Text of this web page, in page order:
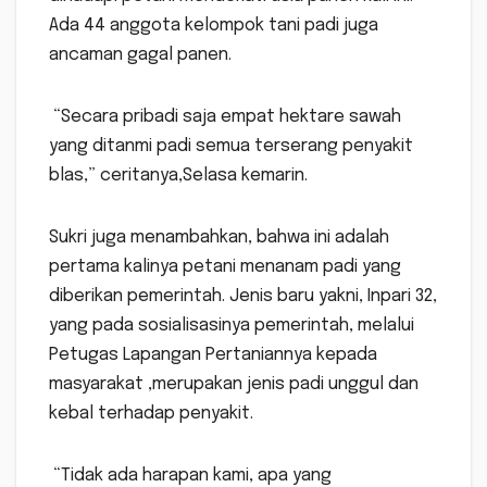
Ada 44 anggota kelompok tani padi juga
ancaman gagal panen.
“Secara pribadi saja empat hektare sawah
yang ditanmi padi semua terserang penyakit
blas,” ceritanya,Selasa kemarin.
Sukri juga menambahkan, bahwa ini adalah
pertama kalinya petani menanam padi yang
diberikan pemerintah. Jenis baru yakni, Inpari 32,
yang pada sosialisasinya pemerintah, melalui
Petugas Lapangan Pertaniannya kepada
masyarakat ,merupakan jenis padi unggul dan
kebal terhadap penyakit.
“Tidak ada harapan kami, apa yang